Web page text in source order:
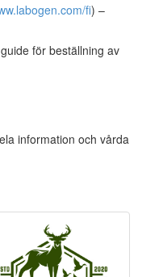
fi) –
för beställning av
information och vårda